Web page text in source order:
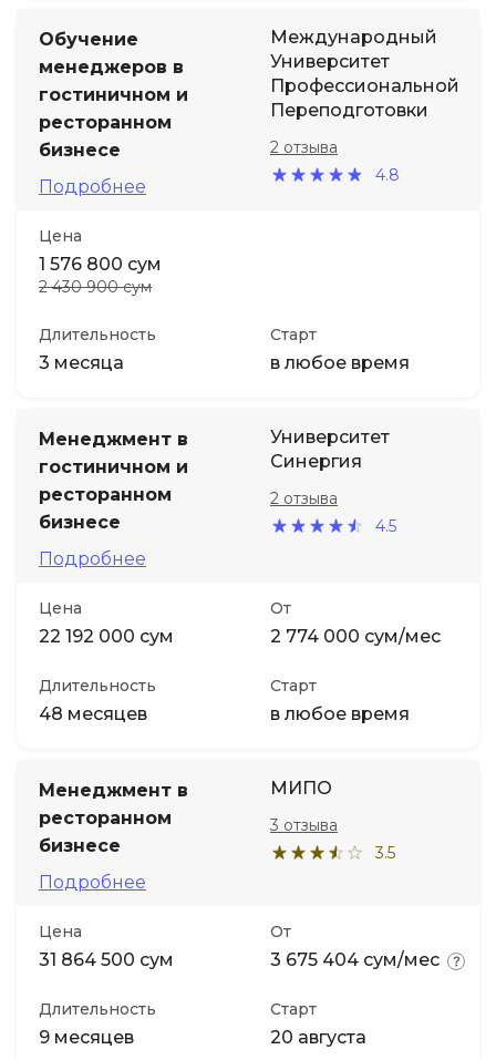
Обучение
менеджеров в
гостиничном и
ресторанном
бизнесе
Подробнее
Международный
Университет
Профессиональной
Переподготовки
4.8
2 отзыва
Цена
1 576 800 сум
2 430 900 сум
Длительность
3 месяца
Старт
в любое время
Менеджмент в
гостиничном и
ресторанном
бизнесе
Подробнее
Университет
Синергия
4.5
2 отзыва
Цена
22 192 000 сум
От
2 774 000 сум/мес
Длительность
48 месяцев
Старт
в любое время
Менеджмент в
ресторанном
бизнесе
Подробнее
МИПО
3.5
3 отзыва
Цена
31 864 500 сум
От
3 675 404 сум/мес
Длительность
9 месяцев
Старт
20 августа